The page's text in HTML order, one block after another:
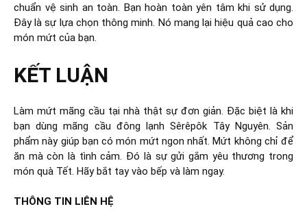
chuẩn vệ sinh an toàn. Bạn hoàn toàn yên tâm khi sử dụng.
Đây là sự lựa chọn thông minh. Nó mang lại hiệu quả cao cho
món mứt của bạn.
KẾT LUẬN
Làm mứt mãng cầu tại nhà thật sự đơn giản. Đặc biệt là khi
bạn dùng mãng cầu đông lạnh Sêrêpôk Tây Nguyên. Sản
phẩm này giúp bạn có món mứt ngon nhất. Mứt không chỉ để
ăn mà còn là tình cảm. Đó là sự gửi gắm yêu thương trong
món quà Tết. Hãy bắt tay vào bếp và làm ngay.
THÔNG TIN LIÊN HỆ